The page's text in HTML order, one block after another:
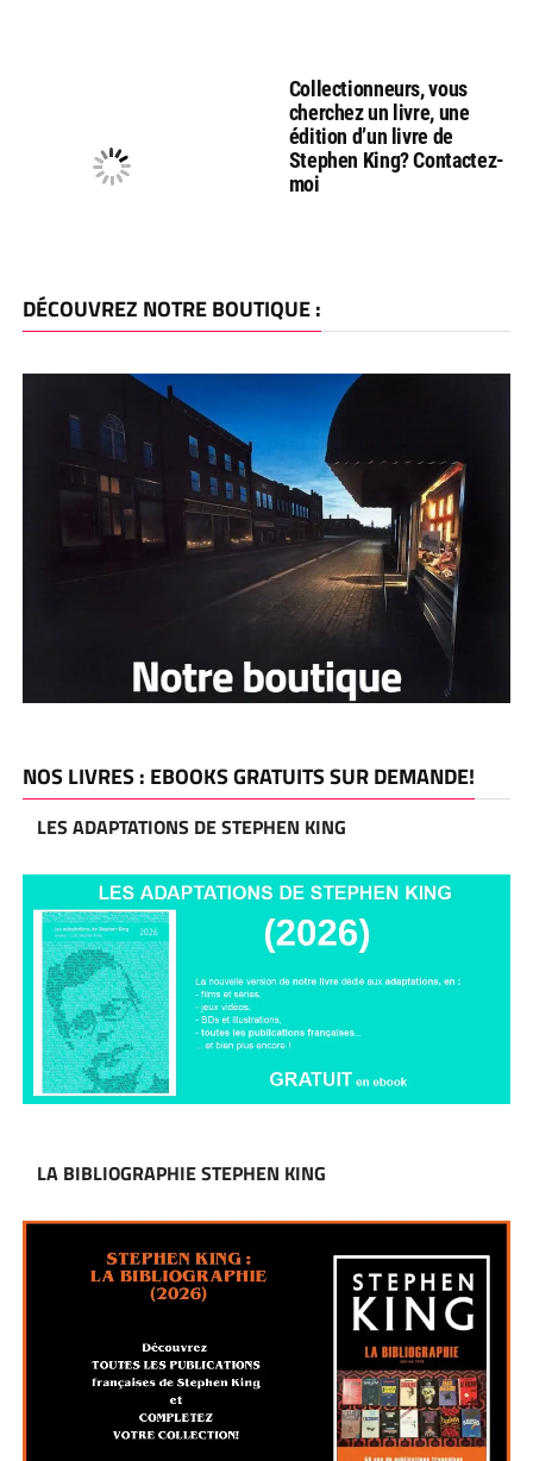
Collectionneurs, vous
cherchez un livre, une
édition d’un livre de
Stephen King? Contactez-
moi
DÉCOUVREZ NOTRE BOUTIQUE :
NOS LIVRES : EBOOKS GRATUITS SUR DEMANDE!
LES ADAPTATIONS DE STEPHEN KING
LA BIBLIOGRAPHIE STEPHEN KING